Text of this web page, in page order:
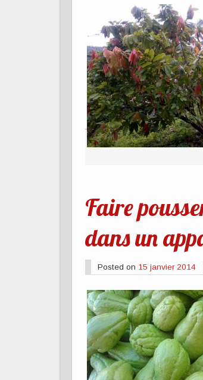
Faire
dans un
Posted on 15 janvier 2014